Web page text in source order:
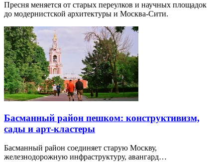
Пресня меняется от старых переулков и научных площадок
до модернистской архитектуры и Москва-Сити.
Басманный район пешком: конструктивизм,
сады и арт-кластеры
Басманный район соединяет старую Москву,
железнодорожную инфраструктуру, авангард…